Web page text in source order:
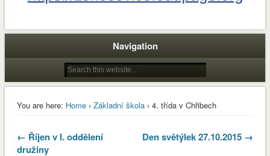
Navigation
You are here: Home› Základní škola› 4. třída v Chřibech
← Říjen v I. oddělení
družiny
Den světýlek 27.10.2015 →